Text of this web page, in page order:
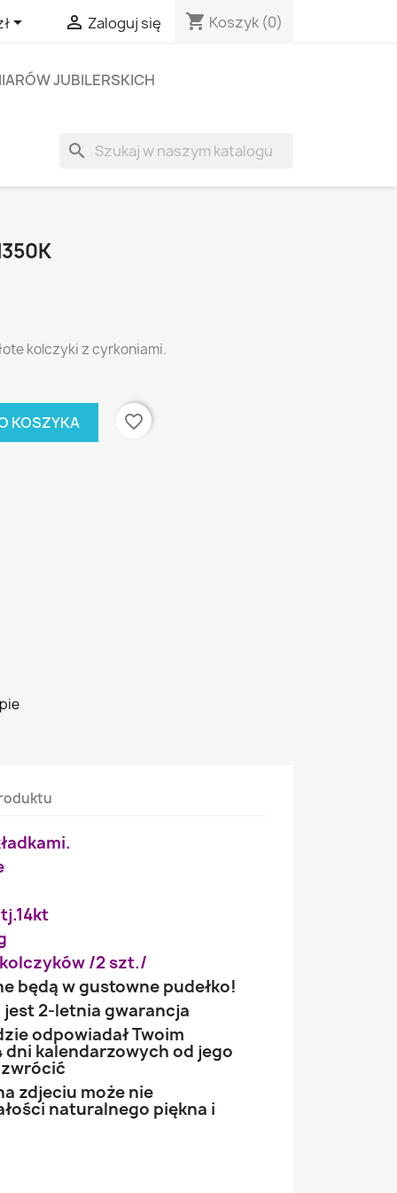
  Zaloguj się shopping_cart Koszyk (0)
JUBILERSKICH
search
kolczyki z cyrkoniami.
KOSZYKA favorite_border
/2 szt./
będą w gustowne pudełko!
2-letnia gwarancja
odpowiadał Twoim
dni kalendarzowych od jego
zdjeciu może nie
naturalnego piękna i